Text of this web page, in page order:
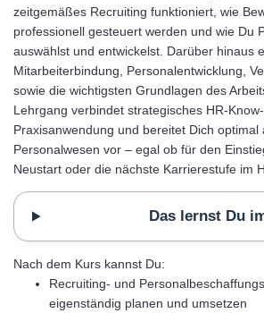
zeitgemäßes Recruiting funktioniert, wie
professionell gesteuert werden und wie Du
auswählst und entwickelst. Darüber hinaus
Mitarbeiterbindung, Personalentwicklung,
sowie die wichtigsten Grundlagen des
Lehrgang verbindet strategisches HR-
Praxisanwendung und bereitet Dich optimal
Personalwesen vor – egal ob für den
Neustart oder die nächste Karrierestufe im
Das lernst Du
Nach dem Kurs kannst Du:
Recruiting- und
eigenständig planen und umsetzen